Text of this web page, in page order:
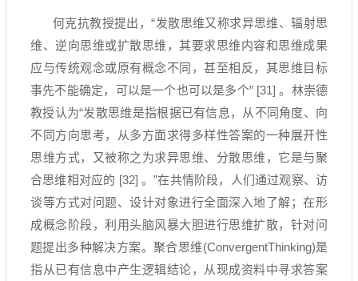
何克抗教授提出，“发散思维又称求异思维、辐射思
维、逆向思维或扩散思维，其要求思维内容和思维成果
应与传统观念或原有概念不同，甚至相反，其思维目标
事先不能确定，可以是一个也可以是多个” [31]。林崇德
教授认为“发散思维是指根据已有信息，从不同角度、向
不同方向思考，从多方面求得多样性答案的一种展开性
思维方式，又被称之为求异思维、分散思维，它是与聚
合思维相对应的 [32] 。”在共情阶段，人们通过观察、访
谈等方式对问题、设计对象进行全面深入地了解；在形
成概念阶段，利用头脑风暴大胆进行思维扩散，针对问
题提出多种解决方案。聚合思维(ConvergentThinking)是
指从已有信息中产生逻辑结论，从现成资料中寻求答案